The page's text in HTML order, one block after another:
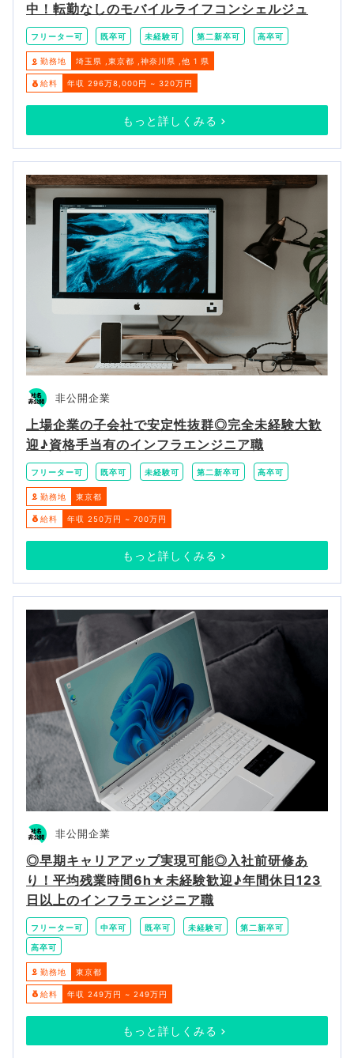
中！転勤なしのモバイルライフコンシェルジュ
フリーター可 既卒可 未経験可 第二新卒可 高卒可
勤務地 埼玉県 東京都 神奈川県 他 1 県
給料 年収 296万8,000円 ~ 320万円
もっと詳しくみる
非公開企業
上場企業の子会社で安定性抜群◎完全未経験大歓
迎♪資格手当有のインフラエンジニア職
フリーター可 既卒可 未経験可 第二新卒可 高卒可
勤務地 東京都
給料 年収 250万円 ~ 700万円
もっと詳しくみる
非公開企業
◎早期キャリアアップ実現可能◎入社前研修あ
り！平均残業時間6h★未経験歓迎♪年間休日123
日以上のインフラエンジニア職
フリーター可 中卒可 既卒可 未経験可 第二新卒可
高卒可
勤務地 東京都
給料 年収 249万円 ~ 249万円
もっと詳しくみる